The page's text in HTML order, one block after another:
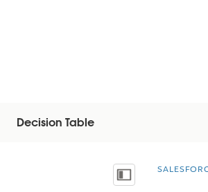
Decision Table
Показать содержание
You are